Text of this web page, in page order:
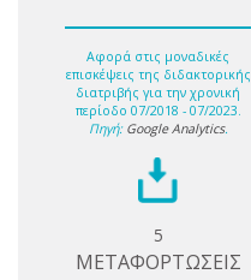
Αφορά στις μοναδικές
επισκέψεις της διδακτορικής
διατριβής για την χρονική
περίοδο 07/2018 - 07/2023.
Πηγή: Google Analytics.
5
ΜΕΤΑΦΟΡΤΩΣΕΙΣ